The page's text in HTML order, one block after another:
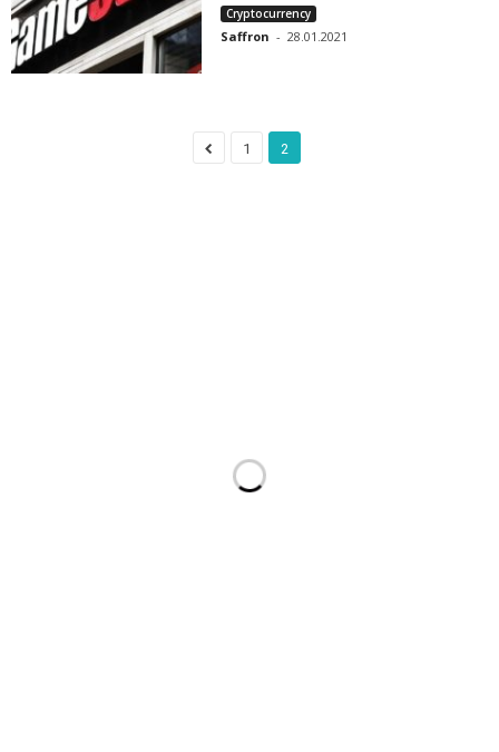
Cryptocurrency
Saffron - 28.01.2021
1 2